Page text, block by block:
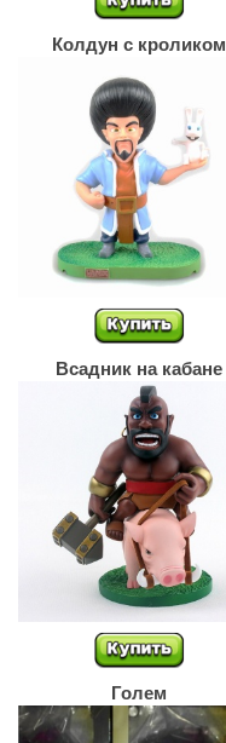
Колдун с кроликом
Всадник на кабане
Голем